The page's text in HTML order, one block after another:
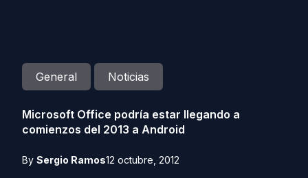
General Noticias
Microsoft Office podría estar llegando a
comienzos del 2013 a Android
By Sergio Ramos12 octubre, 2012